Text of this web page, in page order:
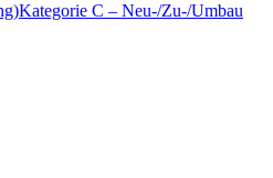
C – Neu-/Zu-/Umbau